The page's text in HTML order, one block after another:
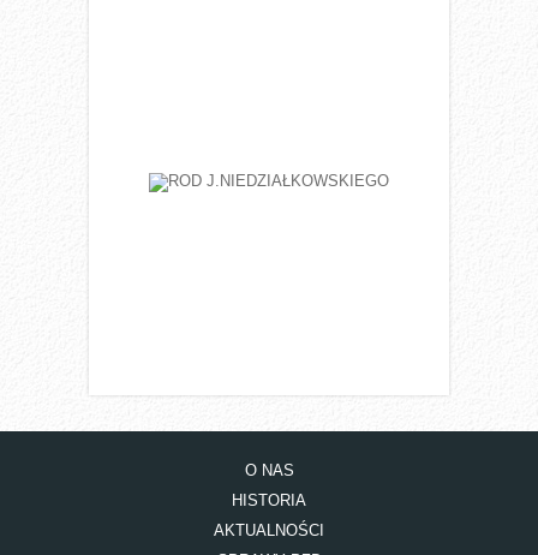
O NAS
HISTORIA
AKTUALNOŚCI